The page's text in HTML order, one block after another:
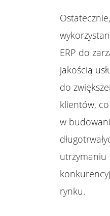
Ostatecznie,
ERP do
jakością
do
klientów,
w
utrzymaniu
rynku.